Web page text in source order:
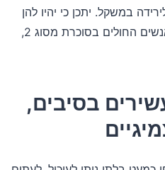
במשקל. יתכן כי יהיו להן
השפעות מצילות חיים בקרב אנשים החולים בסוכרת מסוג 2,
בסיבים,